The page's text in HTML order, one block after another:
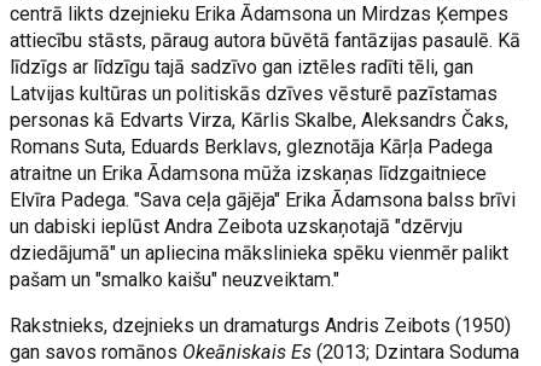
centrā likts dzejnieku Erika Ādamsona un Mirdzas Ķempes
attiecību stāsts, pāraug autora būvētā fantāzijas pasaulē. Kā
līdzīgs ar līdzīgu tajā sadzīvo gan iztēles radīti tēli, gan
Latvijas kultūras un politiskās dzīves vēsturē pazīstamas
personas kā Edvarts Virza, Kārlis Skalbe, Aleksandrs Čaks,
Romans Suta, Eduards Berklavs, gleznotāja Kārļa Padega
atraitne un Erika Ādamsona mūža izskaņas līdzgaitniece
Elvīra Padega. "Sava ceļa gājēja" Erika Ādamsona balss brīvi
un dabiski ieplūst Andra Zeibota uzskaņotajā "dzērvju
dziedājumā" un apliecina mākslinieka spēku vienmēr palikt
pašam un "smalko kaišu" neuzveiktam."
Rakstnieks, dzejnieks un dramaturgs Andris Zeibots (1950)
gan savos romānos Okeāniskais Es (2013; Dzintara Soduma